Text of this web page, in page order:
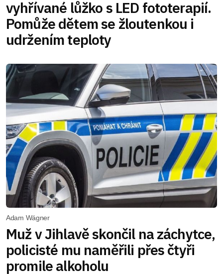
vyhřívané lůžko s LED fototerapií.
Pomůže dětem se žloutenkou i
udržením teploty
Adam Wágner
Muž v Jihlavě skončil na záchytce,
policisté mu naměřili přes čtyři
promile alkoholu